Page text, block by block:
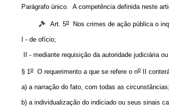
Parágrafo único. A competência definida neste
Art. 5o Nos crimes de ação pública o
I - de ofício;
II - mediante requisição da autoridade judiciária
§ 1o O requerimento a que se refere o no II
a) a narração do fato, com todas as circunstâncias;
b) a individualização do indiciado ou seus sinais